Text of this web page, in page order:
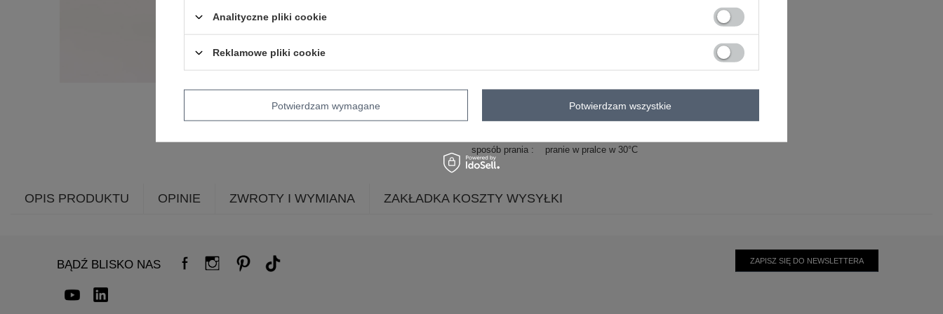
cechy
marszczenia
skład materiału 55% poliester 20% wiskoza 25% elastan
sposób prania pranie w pralce w 30°C
OPIS PRODUKTU OPINIE ZWROTY I WYMIANA ZAKŁADKA KOSZTY WYSYŁKI
BĄDŹ BLISKO NAS ZAPISZ SIĘ DO NEWSLETTERA
Analityczne pliki cookie
Reklamowe pliki cookie
Potwierdzam wymagane Potwierdzam wszystkie